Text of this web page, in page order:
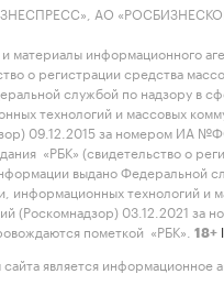
по сравнению с
уровня 2013 года.
страховых
подряд с начала 2016
показали
квартальная
премий была
продвижением
страхования жизни,
в сегменте
АО
материалы информационного
о регистрации средства
службой по надзору в
технологий и массовых
09.12.2015 за номером ИА
«РБК» (свидетельство о
выдано Федеральной
информационных технологий и
(Роскомнадзор) 03.12.2021
пометкой «РБК».
18+
является информационное